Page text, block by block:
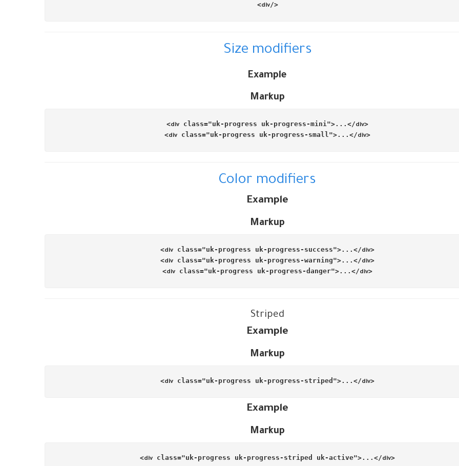
</
div
>
Size modifiers
Example
Markup
<
div class="uk-progress uk-progress-mini">... </div
>
<
div class="uk-progress uk-progress-small">... </div
>
Color modifiers
Example
Markup
<
div class="uk-progress uk-progress-success">... </div
>
<
div class="uk-progress uk-progress-warning">... </div
>
<
div class="uk-progress uk-progress-danger">... </div
>
Striped
Example
Markup
<
div class="uk-progress uk-progress-striped">... </div
>
Example
Markup
<
div class="uk-progress uk-progress-striped uk-active">... </div
>